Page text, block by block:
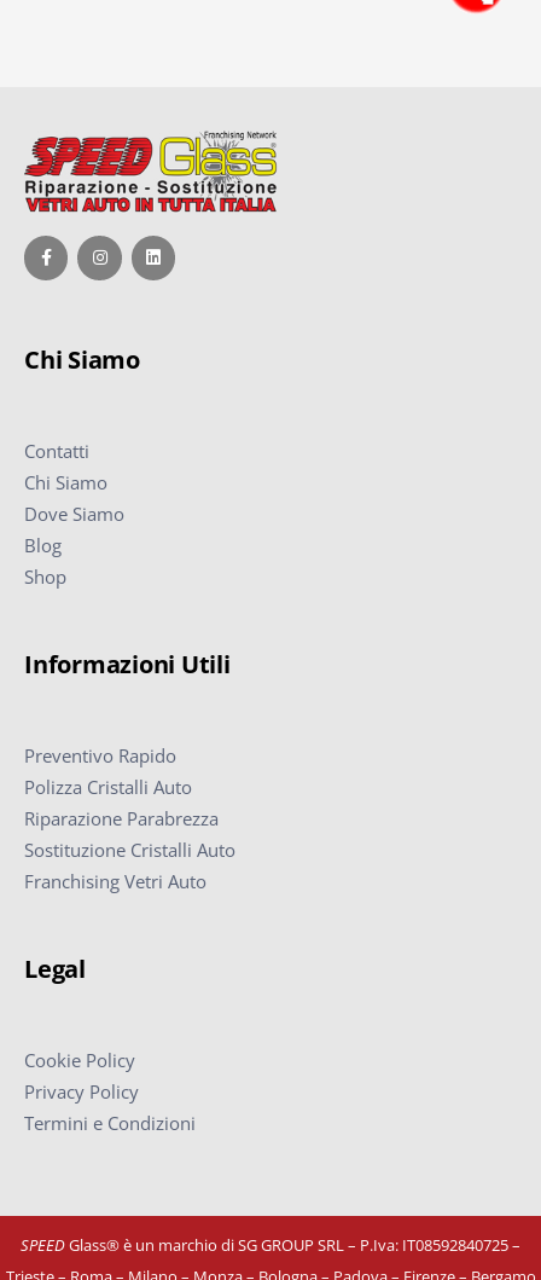
Chi Siamo
Contatti
Chi Siamo
Dove Siamo
Blog
Shop
Informazioni Utili
Preventivo Rapido
Polizza Cristalli Auto
Riparazione Parabrezza
Sostituzione Cristalli Auto
Franchising Vetri Auto
Legal
Cookie Policy
Privacy Policy
Termini e Condizioni
SPEEDGlass® è un marchio di SG GROUP SRL – P.Iva: IT08592840725–